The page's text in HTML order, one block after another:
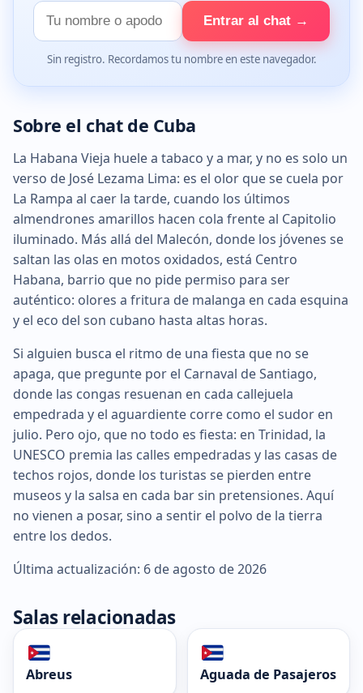
Tu
nombre
Entrar al chat →
Sin registro. Recordamos tu nombre en este navegador.
Sobre el chat de Cuba
La Habana Vieja huele a tabaco y a mar, y no es solo un
verso de José Lezama Lima: es el olor que se cuela por
La Rampa al caer la tarde, cuando los últimos
almendrones amarillos hacen cola frente al Capitolio
iluminado. Más allá del Malecón, donde los jóvenes se
saltan las olas en motos oxidados, está Centro
Habana, barrio que no pide permiso para ser
auténtico: olores a fritura de malanga en cada esquina
y el eco del son cubano hasta altas horas.
Si alguien busca el ritmo de una fiesta que no se
apaga, que pregunte por el Carnaval de Santiago,
donde las congas resuenan en cada callejuela
empedrada y el aguardiente corre como el sudor en
julio. Pero ojo, que no todo es fiesta: en Trinidad, la
UNESCO premia las calles empedradas y las casas de
techos rojos, donde los turistas se pierden entre
museos y la salsa en cada bar sin pretensiones. Aquí
no vienen a posar, sino a sentir el polvo de la tierra
entre los dedos.
Última actualización: 6 de agosto de 2026
Salas relacionadas
Abreus Aguada de Pasajeros